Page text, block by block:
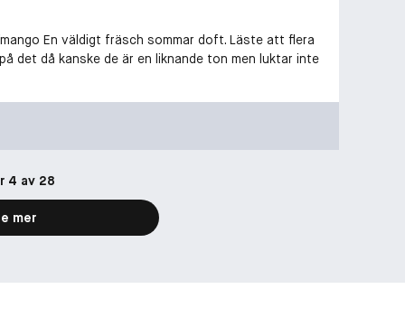
En väldigt fräsch sommar doft. Läste att flera
det då kanske de är en liknande ton men luktar inte
4 av 28
mer